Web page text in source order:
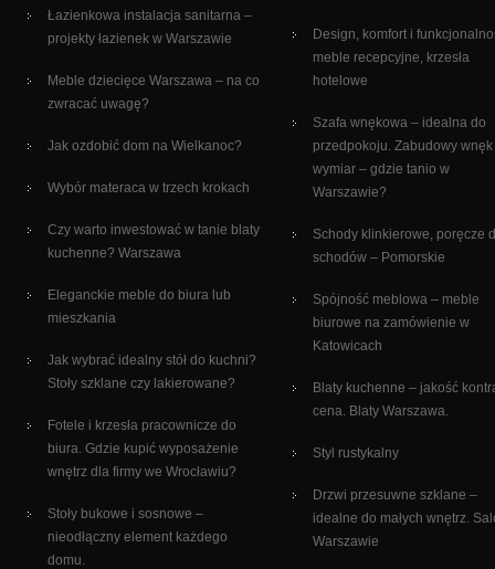
Łazienkowa instalacja sanitarna –
projekty łazienek w Warszawie
Meble dziecięce Warszawa – na co
zwracać uwagę?
Jak ozdobić dom na Wielkanoc?
Wybór materaca w trzech krokach
Czy warto inwestować w tanie blaty
kuchenne? Warszawa
Eleganckie meble do biura lub
mieszkania
Jak wybrać idealny stół do kuchni?
Stoły szklane czy lakierowane?
Fotele i krzesła pracownicze do
biura. Gdzie kupić wyposażenie
wnętrz dla firmy we Wrocławiu?
Stoły bukowe i sosnowe –
nieodłączny element każdego
domu.
Design, komfort i
meble recepcyjne, krzesła
hotelowe
Szafa wnękowa – idealna do
przedpokoju. Zabudowy
wymiar – gdzie tanio w
Warszawie?
Schody klinkierowe, poręcze
schodów – Pomorskie
Spójność meblowa – meble
biurowe na zamówienie w
Katowicach
Blaty kuchenne – jakość
cena. Blaty Warszawa.
Styl rustykalny
Drzwi przesuwne szklane –
idealne do małych wnętrz.
Warszawie